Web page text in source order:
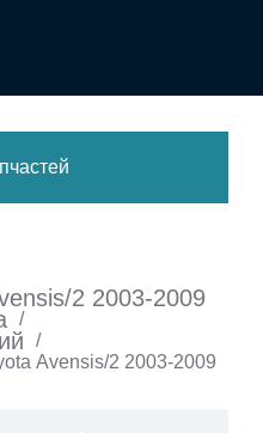
2 2003-2009
/
/
Avensis/2 2003-2009